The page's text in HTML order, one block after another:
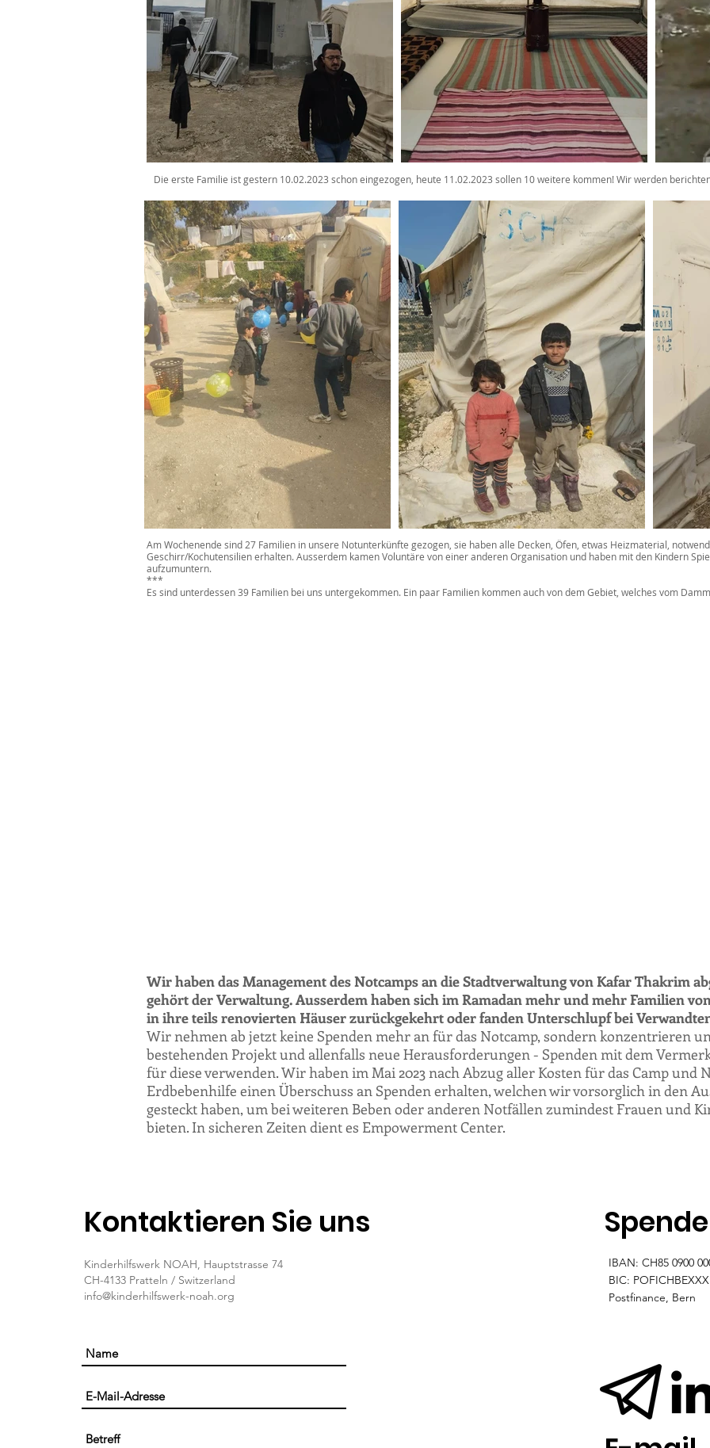
Die erste Familie ist gestern 10.02.2023 schon eingezogen, heute 11.02.2023 sollen 10 weitere kommen! Wir werden
Am Wochenende sind 27 Familien in unsere Notunterkünfte gezogen, sie haben alle Decken, Öfen, etwas Heizmaterial,
Geschirr/Kochutensilien erhalten. Ausserdem kamen Voluntäre von einer anderen Organisation und haben mit den Kindern
aufzumuntern.
***
Es sind unterdessen 39 Familien bei uns untergekommen. Ein paar Familien kommen auch von dem Gebiet, welches vom
Wir haben das Management des Notcamps an die Stadtverwaltung von Kafar Thakrim
gehört der Verwaltung. Ausserdem haben sich im Ramadan mehr und mehr Familien
in ihre teils renovierten Häuser zurückgekehrt oder fanden Unterschlupf bei
Wir nehmen ab jetzt keine Spenden mehr an für das Notcamp, sondern konzentrieren
bestehenden Projekt und allenfalls neue Herausforderungen - Spenden mit dem
für diese verwenden. Wir haben im Mai 2023 nach Abzug aller Kosten für das Camp und
Erdbebenhilfe einen Überschuss an Spenden erhalten, welchen wir vorsorglich in den
gesteckt haben, um bei weiteren Beben oder anderen Notfällen zumindest Frauen und
bieten. In sicheren Zeiten dient es Empowerment Center.
Kontaktieren Sie uns Datenschutz
Kinderhilfswerk NOAH, Hauptstrasse 74
CH-4133 Pratteln / Switzerland
info@kinderhilfswerk-noah.org
IBAN: CH85 0900
BIC: POFICHBEXXX
Postfinance, Bern